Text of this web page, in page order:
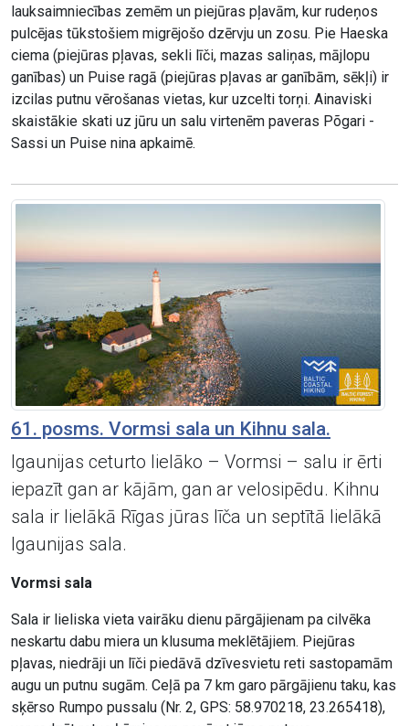
lauksaimniecības zemēm un piejūras pļavām, kur rudeņos
pulcējas tūkstošiem migrējošo dzērvju un zosu. Pie Haeska
ciema (piejūras pļavas, sekli līči, mazas saliņas, mājlopu
ganības) un Puise ragā (piejūras pļavas ar ganībām, sēkļi) ir
izcilas putnu vērošanas vietas, kur uzcelti torņi. Ainaviski
skaistākie skati uz jūru un salu virtenēm paveras Põgari -
Sassi un Puise nina apkaimē.
61. posms. Vormsi sala un Kihnu sala.
Igaunijas ceturto lielāko – Vormsi – salu ir ērti
iepazīt gan ar kājām, gan ar velosipēdu. Kihnu
sala ir lielākā Rīgas jūras līča un septītā lielākā
Igaunijas sala.
Vormsi sala
Sala ir lieliska vieta vairāku dienu pārgājienam pa cilvēka
neskartu dabu miera un klusuma meklētājiem. Piejūras
pļavas, niedrāji un līči piedāvā dzīvesvietu reti sastopamām
augu un putnu sugām. Ceļā pa 7 km garo pārgājienu taku, kas
sķērso Rumpo pussalu (Nr. 2, GPS: 58.970218, 23.265418),